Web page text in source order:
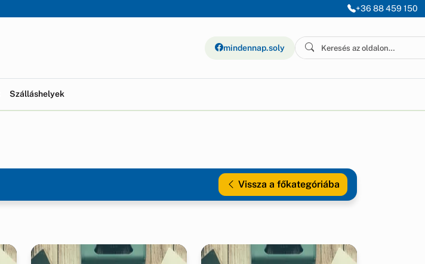
+36 88 459 150
mindennap.soly
Szálláshelyek
Vissza a főkategóriába